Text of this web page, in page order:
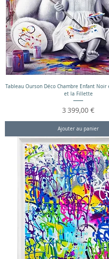
Tableau Ourson Déco Chambre Enfant Noir
et la Fillette
Prix
3 399,00 €
Ajouter au panier